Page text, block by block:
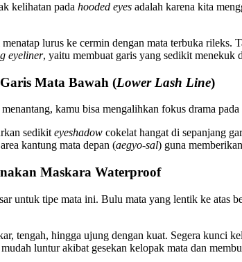
kelihatan pada hooded eyes adalah karena kita
lurus ke cermin dengan mata terbuka rileks.
eyeliner, yaitu membuat garis yang sedikit menekuk
Mata Bawah (Lower Lash Line)
kamu bisa mengalihkan fokus drama
sedikiteyeshadow cokelat hangat di sepanjang
kantung mata depan (aegyo-sal) guna
Maskara Waterproof
untuk tipe mata ini. Bulu mata yang lentik ke atas
tengah, hingga ujung dengan kuat. Segera kunci
luntur akibat gesekan kelopak mata dan